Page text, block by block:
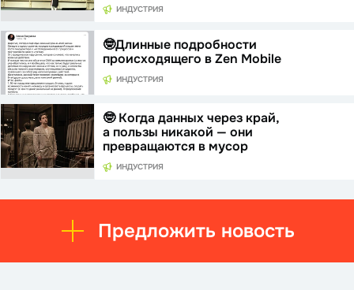
ИНДУСТРИЯ
🤓Длинные подробности
происходящего в Zen Mobile
ИНДУСТРИЯ
🤓 Когда данных через край,
а пользы никакой — они
превращаются в мусор
ИНДУСТРИЯ
Предложить новость